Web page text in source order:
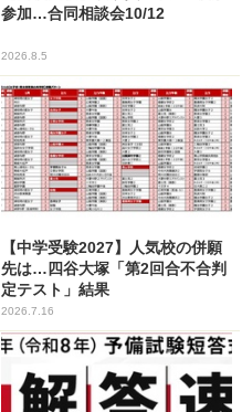
参加…合同相談会10/12
2026.8.5
【中学受験2027】人気校の併願
先は…四谷大塚「第2回合不合判
定テスト」結果
2026.7.16